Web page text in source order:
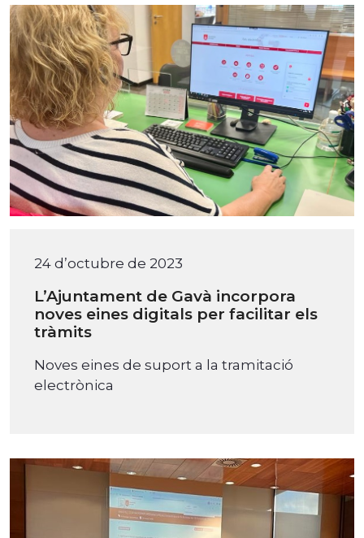
24 d’octubre de 2023
L’Ajuntament de Gavà incorpora
noves eines digitals per facilitar els
tràmits
Noves eines de suport a la tramitació
electrònica